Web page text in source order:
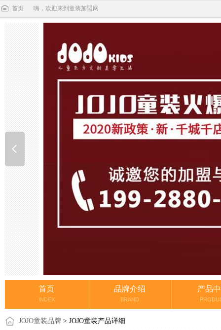
首页 嗨，欢迎来到童装加盟网
首页
INDEX
品牌介绍
BRAND
产品
JOJO童装品牌 > JOJO童装产品详细